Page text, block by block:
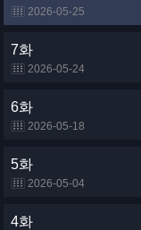
2026-05-25
7화
2026-05-24
6화
2026-05-18
5화
2026-05-04
4화